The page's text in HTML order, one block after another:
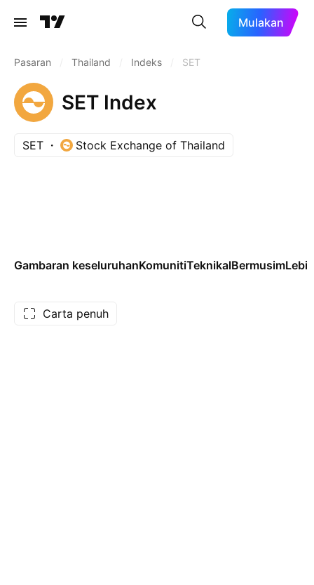
Mulakan
Pasaran Thailand Indeks SET
SET Index
SET Stock Exchange of Thailand
Gambaran keseluruhanKomunitiTeknikalBermusimLebih
Carta penuh